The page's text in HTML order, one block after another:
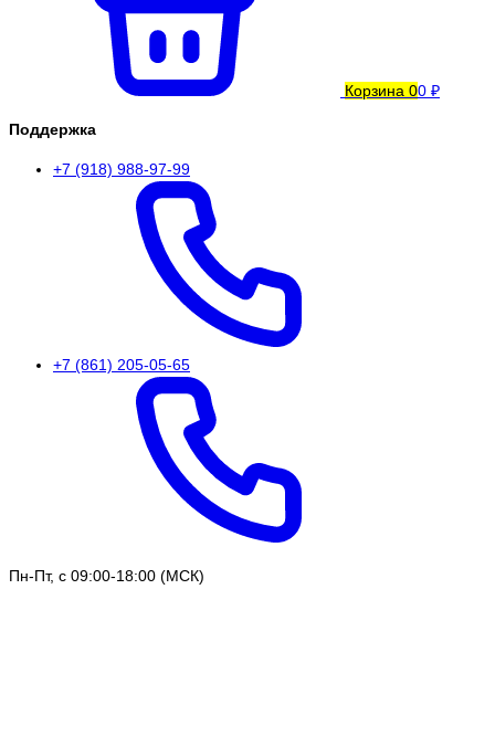
Корзина 00 ₽
Поддержка
+7 (918) 988-97-99
+7 (861) 205-05-65
Пн-Пт, с 09:00-18:00 (МСК)